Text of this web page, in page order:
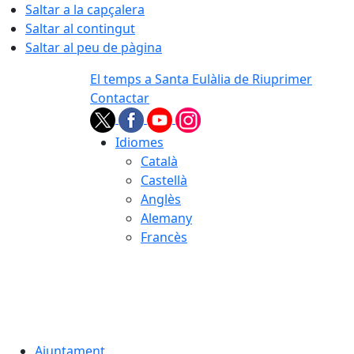
Saltar a la capçalera
Saltar al contingut
Saltar al peu de pàgina
El temps a Santa Eulàlia de Riuprimer
Contactar
Idiomes
Català
Castellà
Anglès
Alemany
Francès